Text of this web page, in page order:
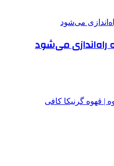
راه‌اندازی می‌شود
| قهوه گرنیکا کافی